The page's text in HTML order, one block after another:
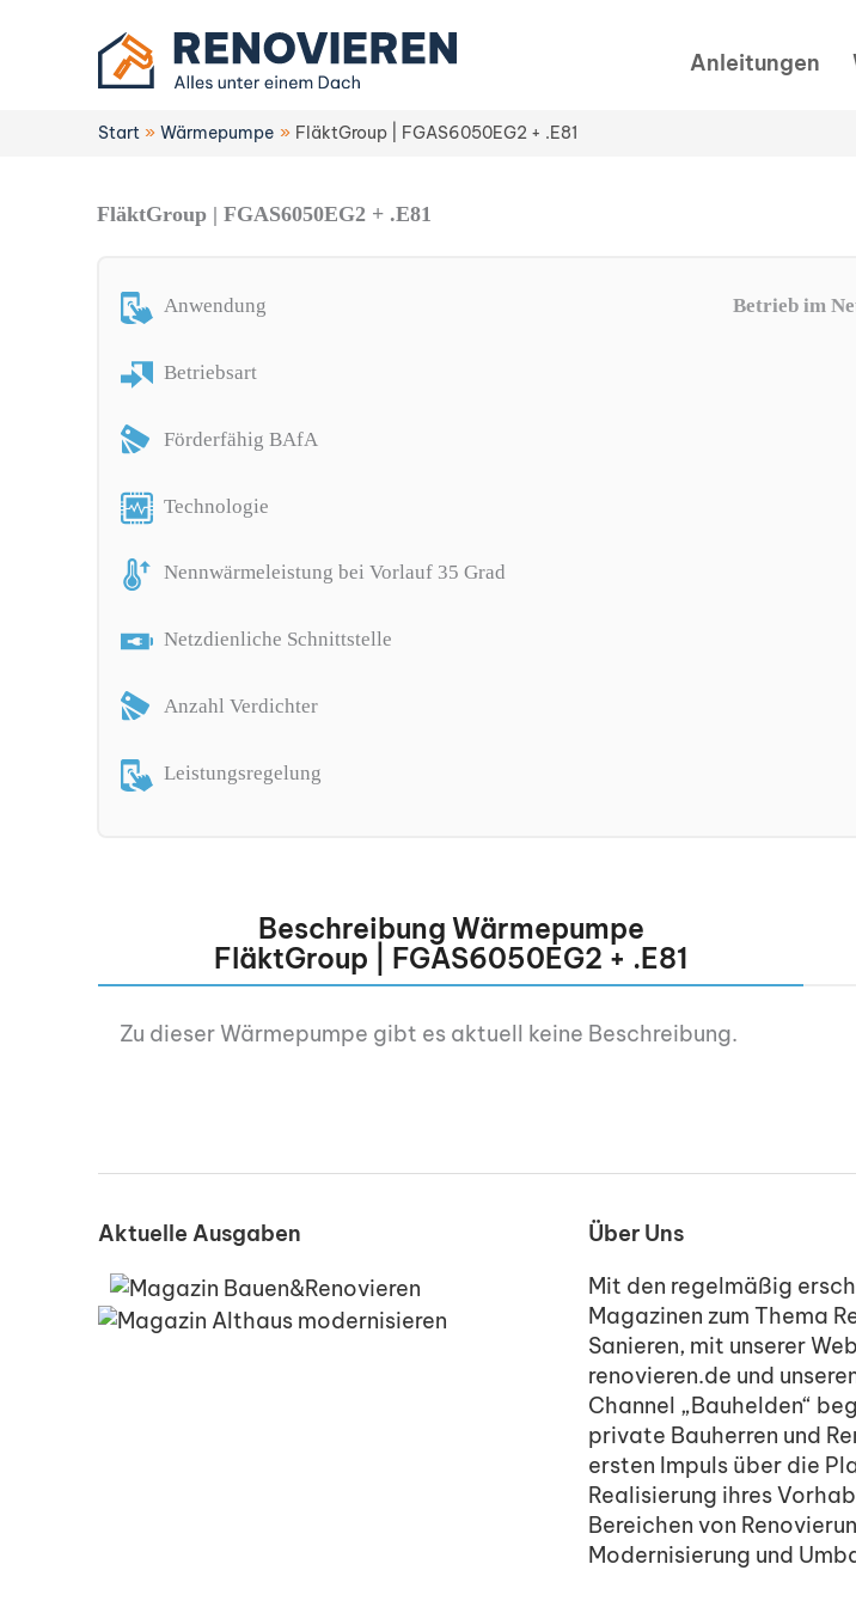
Anleitungen
Start Wärmepumpe FläktGroup | FGAS6050EG2 + .E81
FläktGroup | FGAS6050EG2 + .E81
Anwendung Betrieb im
Betriebsart
Förderfähig BAfA
Technologie
Nennwärmeleistung bei Vorlauf 35 Grad
Netzdienliche Schnittstelle
Anzahl Verdichter
Leistungsregelung
Beschreibung Wärmepumpe
FläktGroup | FGAS6050EG2 + .E81
Zu dieser Wärmepumpe gibt es aktuell keine Beschreibung.
Aktuelle Ausgaben
Über Uns
Mit den regelmäßig
Magazinen zum Thema
Sanieren, mit unserer
renovieren.de und
Channel „Bauhelden“
private Bauherren und
ersten Impuls über die
Realisierung ihres
Bereichen von
Modernisierung und